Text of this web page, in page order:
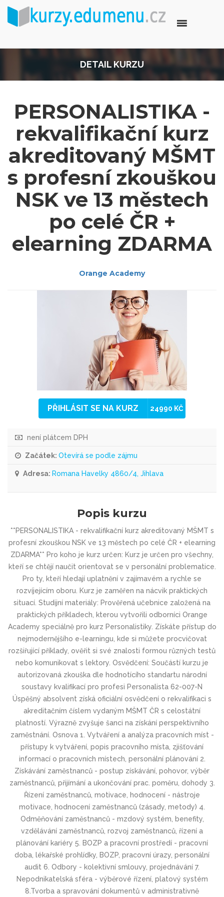
DETAIL KURZU
PERSONALISTIKA -
rekvalifikační kurz
akreditovaný MŠMT
s profesní zkouškou
NSK ve 13 městech
po celé ČR +
elearning ZDARMA
Orange Academy
PŘIHLÁSIT SE NA KURZ 24990 KČ
není plátcem DPH
Začátek: Otevírá se podle zájmu
Adresa: Romana Havelky 4860/4, Jihlava
Popis kurzu
**PERSONALISTIKA - rekvalifikační kurz akreditovaný MŠMT s
profesní zkouškou NSK ve 13 městech po celé ČR + elearning
ZDARMA** Pro koho je kurz určen: Kurz je určen pro všechny,
kteří se chtějí naučit orientovat se v personální problematice.
Pro ty, kteří hledají uplatnění v zajímavém a rychle se
rozvíjejícím oboru. Kurz je zaměřen na nácvik praktických
situací. Studijní materiály: Prověřená učebnice založená na
praktických příkladech, kterou vytvořili odborníci Orange
Academy speciálně pro kurz Personalistiky. Získáte přístup do
nejmodernějšího e-learningu, kde si můžete procvičovat
rozšiřující příklady, ověřit si své znalosti formou různých testů
nebo komunikovat s lektory. Osvědčení: Součástí kurzu je
autorizovaná zkouška dle hodnotícího standartu národní
soustavy kvalifikací pro profesi Personalista 62-007-N
Úspěšný absolvent získá oficiální osvědčení o rekvalifikaci s
akreditačním číslem vydaným MŠMT ČR s celostátní
platností. Výrazně zvyšuje šanci na získání perspektivního
zaměstnání. Osnova 1. Vytváření a analýza pracovních míst -
přístupy k vytváření, popis pracovního místa, zjišťování
informací o pracovních místech, personální plánování 2.
Získávání zaměstnanců - postup získávání, pohovor, výběr
zaměstnanců, přijímání a ukončování prac. poměru, dohody 3.
Řízení zaměstnanců, motivace, hodnocení - nástroje
motivace, hodnocení zaměstnanců (zásady, metody) 4.
Odměňování zaměstnanců - mzdový systém, benefity,
vzdělávání zaměstnanců, rozvoj zaměstnanců, řízení a
plánování kariéry 5. BOZP a pracovní prostředí - pracovní
doba, lékařské prohlídky, BOZP, pracovní úrazy, personální
audit 6. Odbory - kolektivní smlouvy, projednávání 7.
Nepodnikatelská sféra - výběrové řízení, platový systém
8.Tvorba a spravování dokumentů v administrativně